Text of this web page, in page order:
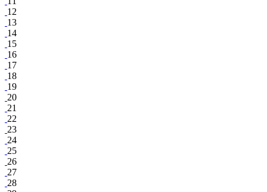
12
13
14
15
16
17
18
19
20
21
22
23
24
25
26
27
28